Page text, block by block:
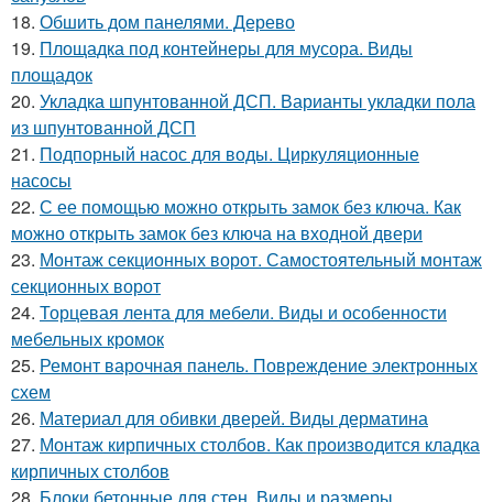
18. Обшить дом панелями. Дерево
19. Площадка под контейнеры для мусора. Виды
площадок
20. Укладка шпунтованной ДСП. Варианты укладки пола
из шпунтованной ДСП
21. Подпорный насос для воды. Циркуляционные
насосы
22. С ее помощью можно открыть замок без ключа. Как
можно открыть замок без ключа на входной двери
23. Монтаж секционных ворот. Самостоятельный монтаж
секционных ворот
24. Торцевая лента для мебели. Виды и особенности
мебельных кромок
25. Ремонт варочная панель. Повреждение электронных
схем
26. Материал для обивки дверей. Виды дерматина
27. Монтаж кирпичных столбов. Как производится кладка
кирпичных столбов
28. Блоки бетонные для стен. Виды и размеры